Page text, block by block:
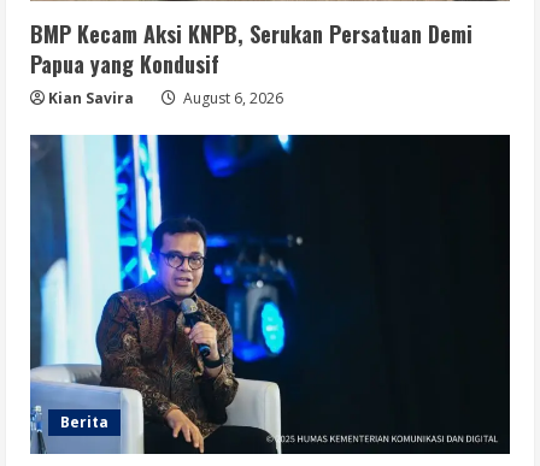
BMP Kecam Aksi KNPB, Serukan Persatuan Demi
Papua yang Kondusif
Kian Savira August 6, 2026
Berita